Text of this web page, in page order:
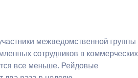
межведомственной группы
сотрудников в коммерческих
все меньше. Рейдовые